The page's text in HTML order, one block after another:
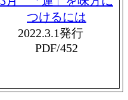
つけるには
2022.3.1発行
PDF/452